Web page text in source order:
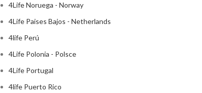
4Life Noruega - Norway
4Life Paises Bajos - Netherlands
4life Perú
4Life Polonia - Polsce
4Life Portugal
4life Puerto Rico